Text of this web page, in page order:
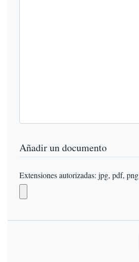
Añadir un documento
Extensiones autorizadas: jpg, pdf, png